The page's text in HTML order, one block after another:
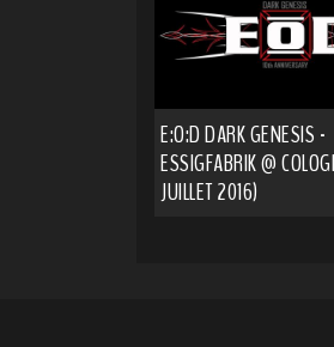
E:O:D DARK GENESIS -
ESSIGFABRIK @
JUILLET 2016)